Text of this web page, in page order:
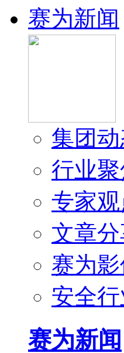
赛为新闻
集团
行业
专家观
文章
赛为影
安全
赛为新闻